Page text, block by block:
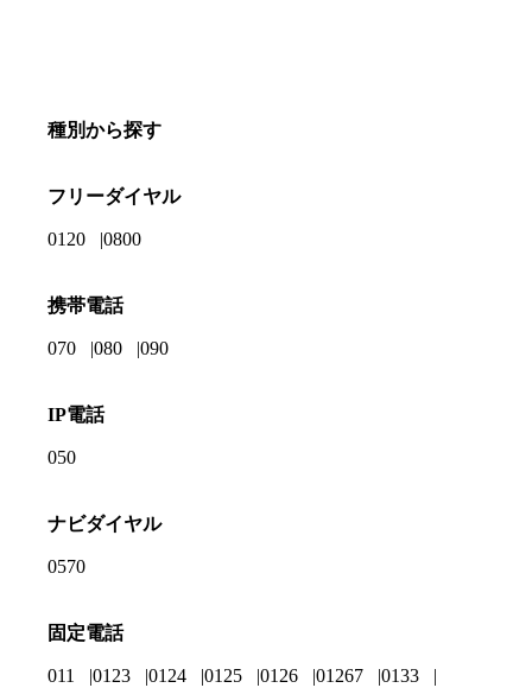
種別から探す
フリーダイヤル
0120 0800
携帯電話
070 080 090
IP電話
050
ナビダイヤル
0570
固定電話
011 0123 0124 0125 0126 01267 0133